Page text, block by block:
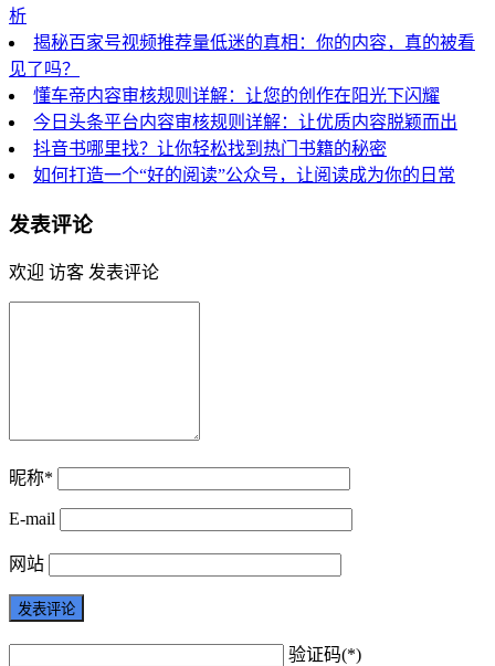
析
揭秘百家号视频推荐量低迷的真相：你的内容，真的被看
见了吗？
懂车帝内容审核规则详解：让您的创作在阳光下闪耀
今日头条平台内容审核规则详解：让优质内容脱颖而出
抖音书哪里找？让你轻松找到热门书籍的秘密
如何打造一个“好的阅读”公众号，让阅读成为你的日常
发表评论
欢迎 访客 发表评论
昵称*
E-mail
网站
验证码(*)